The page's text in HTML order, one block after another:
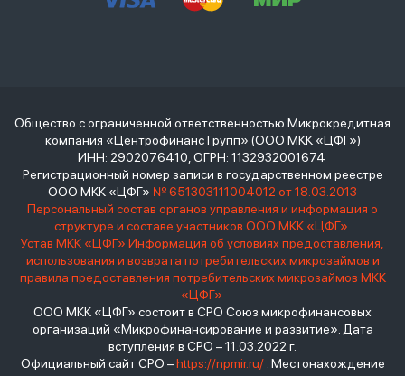
Общество с ограниченной ответственностью Микрокредитная
компания «Центрофинанс Групп» (ООО МКК «ЦФГ»)
ИНН: 2902076410, ОГРН: 1132932001674
Регистрационный номер записи в государственном реестре
ООО МКК «ЦФГ» № 651303111004012 от 18.03.2013
Персональный состав органов управления и информация о
структуре и составе участников ООО МКК «ЦФГ»
Устав МКК «ЦФГ» Информация об условиях предоставления,
использования и возврата потребительских микрозаймов и
правила предоставления потребительских микрозаймов МКК
«ЦФГ»
ООО МКК «ЦФГ» состоит в СРО Союз микрофинансовых
организаций «Микрофинансирование и развитие». Дата
вступления в СРО – 11.03.2022 г.
Официальный сайт СРО –https://npmir.ru/. Местонахождение